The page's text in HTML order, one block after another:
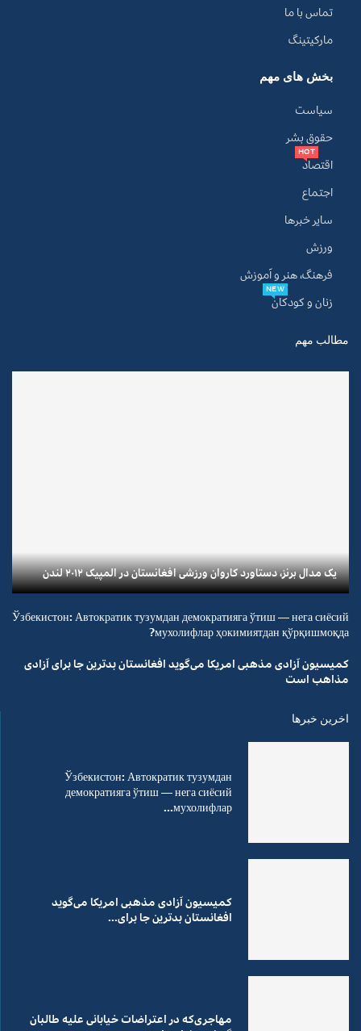
تماس با ما
مارکیتینگ
بخش های مهم
سیاست
حقوق بشر
اقتصاد
HOT
اجتماع
سایر خبرها
ورزش
فرهنگ، هنر و آموزش
زنان و کودکان
NEW
مطالب مهم
یک مدال برنز، دستاورد کاروان ورزشی افغانستان در المپیک ۲۰۱۲ لندن
Ўзбекистон: Автократик тузумдан демократияга ўтиш — нега сиёсий
мухолифлар ҳокимиятдан қўрқишмоқда?
کمیسیون آزادی مذهبی امریکا می‌گوید افغانستان بدترین جا برای آزادی
مذاهب است
اخرین خبرها
Ўзбекистон: Автократик тузумдан
демократияга ўтиш — нега сиёсий
мухолифлар...
کمیسیون آزادی مذهبی امریکا می‌گوید
افغانستان بدترین جا برای...
مهاجری‌که در اعتراضات خیابانی علیه طالبان